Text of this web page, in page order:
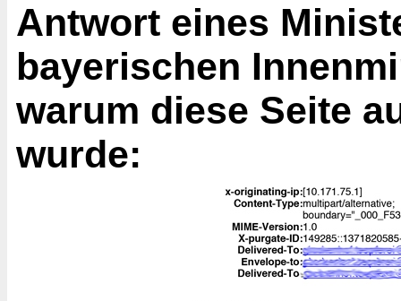
Antwort eines
bayerischen
warum diese Seite
wurde: